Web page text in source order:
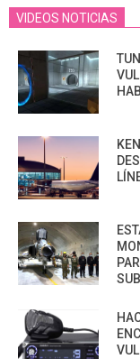
VIDEOS NOTICIAS